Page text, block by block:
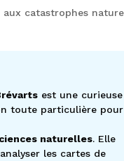
catastrophes
est une curieuse
toute particulière pour
naturelles. Elle
les cartes de